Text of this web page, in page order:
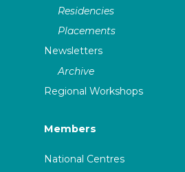
Residencies
Placements
Newsletters
Archive
Regional Workshops
Members
National Centres